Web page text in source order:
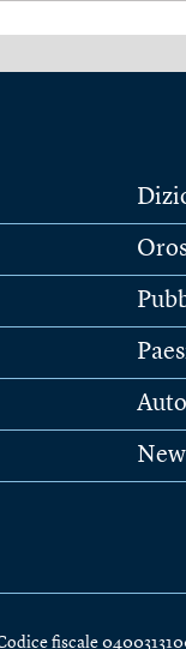
fiscale